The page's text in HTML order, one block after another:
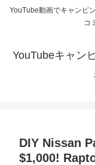
YouTube動画でキャンピ
コ
YouTubeキャン
DIY Nissan
$1,000!